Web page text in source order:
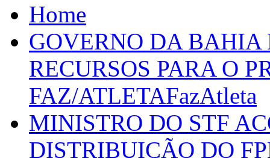
Home
GOVERNO DA
RECURSOS PARA O
FAZ/ATLETAFazAtleta
MINISTRO DO STF
DISTRIBUIÇÃO DO